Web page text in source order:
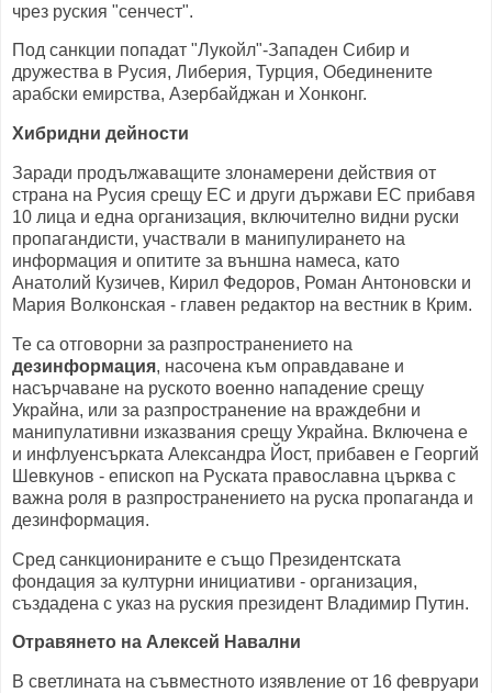
чрез руския "сенчест".
Под санкции попадат "Лукойл"-Западен Сибир и
дружества в Русия, Либерия, Турция, Обединените
арабски емирства, Азербайджан и Хонконг.
Хибридни дейности
Заради продължаващите злонамерени действия от
страна на Русия срещу ЕС и други държави ЕС прибавя
10 лица и една организация, включително видни руски
пропагандисти, участвали в манипулирането на
информация и опитите за външна намеса, като
Анатолий Кузичев, Кирил Федоров, Роман Антоновски и
Мария Волконская - главен редактор на вестник в Крим.
Те са отговорни за разпространението на
дезинформация, насочена към оправдаване и
насърчаване на руското военно нападение срещу
Украйна, или за разпространение на враждебни и
манипулативни изказвания срещу Украйна. Включена е
и инфлуенсърката Александра Йост, прибавен е Георгий
Шевкунов - епископ на Руската православна църква с
важна роля в разпространението на руска пропаганда и
дезинформация.
Сред санкционираните е също Президентската
фондация за културни инициативи - организация,
създадена с указ на руския президент Владимир Путин.
Отравянето на Алексей Навални
В светлината на съвместното изявление от 16 февруари